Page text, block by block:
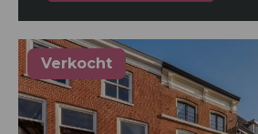
Verkocht